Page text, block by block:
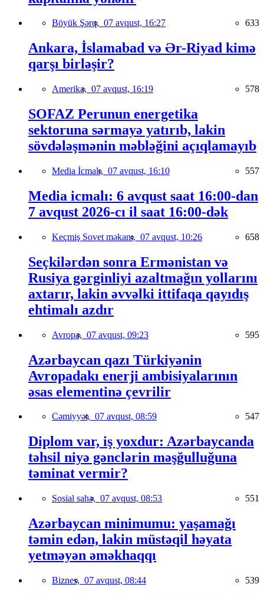
Böyük Şərq, 07 avqust, 16:27 633
Ankara, İslamabad və Ər-Riyad kimə
qarşı birləşir?
Amerika, 07 avqust, 16:19 578
SOFAZ Perunun energetika
sektoruna sərmayə yatırıb, lakin
sövdələşmənin məbləğini açıqlamayıb
Media İcmalı, 07 avqust, 16:10 557
Media icmalı: 6 avqust saat 16:00-dan
7 avqust 2026-cı il saat 16:00-dək
Keçmiş Sovet məkanı, 07 avqust, 10:26 658
Seçkilərdən sonra Ermənistan və
Rusiya gərginliyi azaltmağın yollarını
axtarır, lakin əvvəlki ittifaqa qayıdış
ehtimalı azdır
Avropa, 07 avqust, 09:23 595
Azərbaycan qazı Türkiyənin
Avropadakı enerji ambisiyalarının
əsas elementinə çevrilir
Cəmiyyət, 07 avqust, 08:59 547
Diplom var, iş yoxdur: Azərbaycanda
təhsil niyə gənclərin məşğulluğuna
təminat vermir?
Sosial sahə, 07 avqust, 08:53 551
Azərbaycan minimumu: yaşamağı
təmin edən, lakin müstəqil həyata
yetməyən əməkhaqqı
Biznes, 07 avqust, 08:44 539